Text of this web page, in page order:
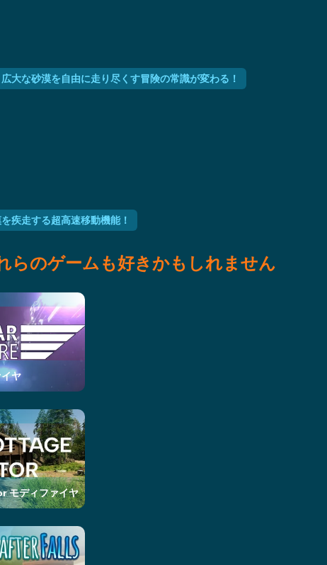
大な砂漠を自由に走り尽くす冒険の常識が変わる！
疾走する超高速移動機能！
らのゲームも好きかもしれません
ヤ
モディファイヤ